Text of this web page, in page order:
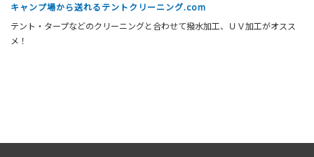
キャンプ場から送れるテントクリーニング.com
テント・タープなどのクリーニングと合わせて撥水加工、ＵＶ加工がオスス
メ！